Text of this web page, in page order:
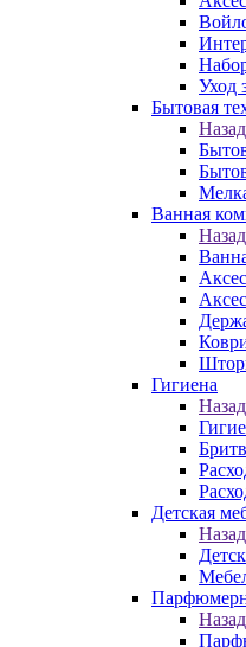
Уход
Бытовая
Назад
Ванная
Назад
Гигиена
Назад
Детская
Назад
Назад